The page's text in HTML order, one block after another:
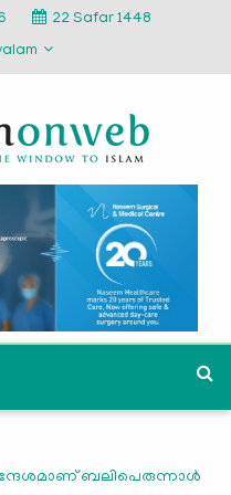
22 Safar 1448
ബലിപെരുന്നാള്‍